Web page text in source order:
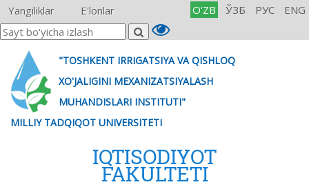
Yangiliklar E'lonlar O'ZB ЎЗБ РУС ENG
"TOSHKENT IRRIGATSIYA VA QISHLOQ
XO'JALIGINI MEXANIZATSIYALASH
MUHANDISLARI INSTITUTI"
MILLIY TADQIQOT UNIVERSITETI
IQTISODIYOT
FAKULTETI